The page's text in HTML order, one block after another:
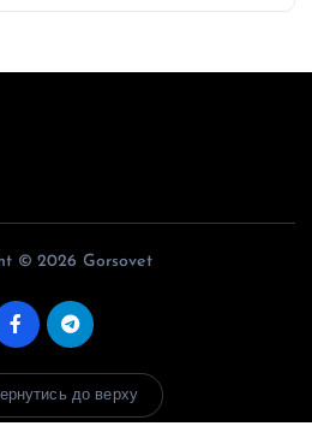
© 2026 Gorsovet
до верху